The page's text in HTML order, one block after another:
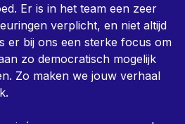
Er is in het team een zeer
verplicht, en niet altijd
er bij ons een sterke focus om
zo democratisch mogelijk
Zo maken we jouw verhaal